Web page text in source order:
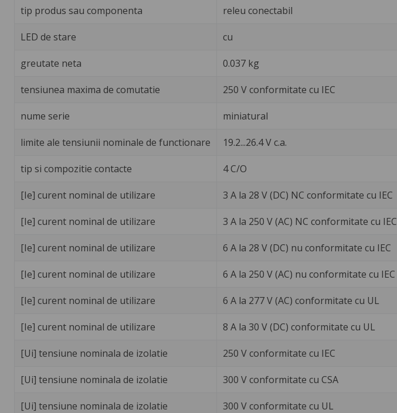
tip produs sau componenta releu conectabil
LED de stare cu
greutate neta 0.037 kg
tensiunea maxima de comutatie 250 V conformitate cu IEC
nume serie miniatural
limite ale tensiunii nominale de functionare 19.2...26.4 V c.a.
tip si compozitie contacte 4 C/O
[Ie] curent nominal de utilizare 3 A la 28 V (DC) NC conformitate cu IEC
[Ie] curent nominal de utilizare 3 A la 250 V (AC) NC conformitate cu IEC
[Ie] curent nominal de utilizare 6 A la 28 V (DC) nu conformitate cu IEC
[Ie] curent nominal de utilizare 6 A la 250 V (AC) nu conformitate cu IEC
[Ie] curent nominal de utilizare 6 A la 277 V (AC) conformitate cu UL
[Ie] curent nominal de utilizare 8 A la 30 V (DC) conformitate cu UL
[Ui] tensiune nominala de izolatie 250 V conformitate cu IEC
[Ui] tensiune nominala de izolatie 300 V conformitate cu CSA
[Ui] tensiune nominala de izolatie 300 V conformitate cu UL